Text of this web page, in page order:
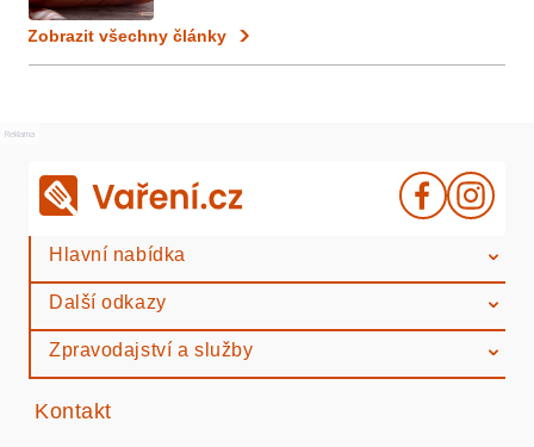
Zobrazit všechny články
Reklama
Hlavní nabídka
Další odkazy
Zpravodajství a služby
Kontakt